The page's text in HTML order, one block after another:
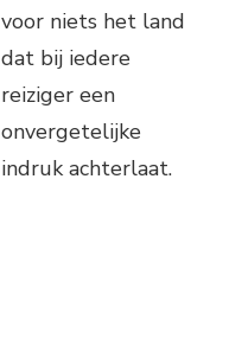
voor niets het land
dat bij iedere
reiziger een
onvergetelijke
indruk achterlaat.